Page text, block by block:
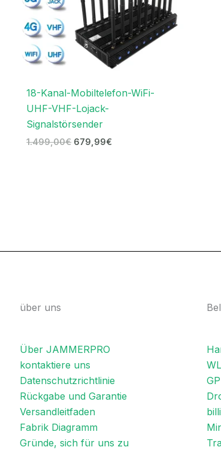
18-Kanal-Mobiltelefon-WiFi-
UHF-VHF-Lojack-
Signalstörsender
1.499,00€ 679,99€
über uns
Über JAMMERPRO
kontaktiere uns
Datenschutzrichtlinie
Rückgabe und Garantie
Versandleitfaden
Fabrik Diagramm
Gründe, sich für uns zu